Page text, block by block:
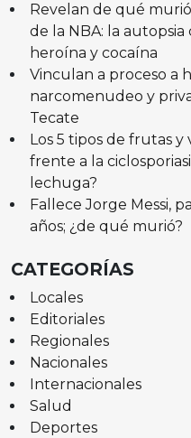
Revelan de qué
de la NBA: la
heroína y cocaína
Vinculan a proceso a
narcomenudeo y
Tecate
Los 5 tipos de frutas
frente a la
lechuga?
Fallece Jorge Messi,
años; ¿de qué murió?
CATEGORÍAS
Locales
Editoriales
Regionales
Nacionales
Internacionales
Salud
Deportes